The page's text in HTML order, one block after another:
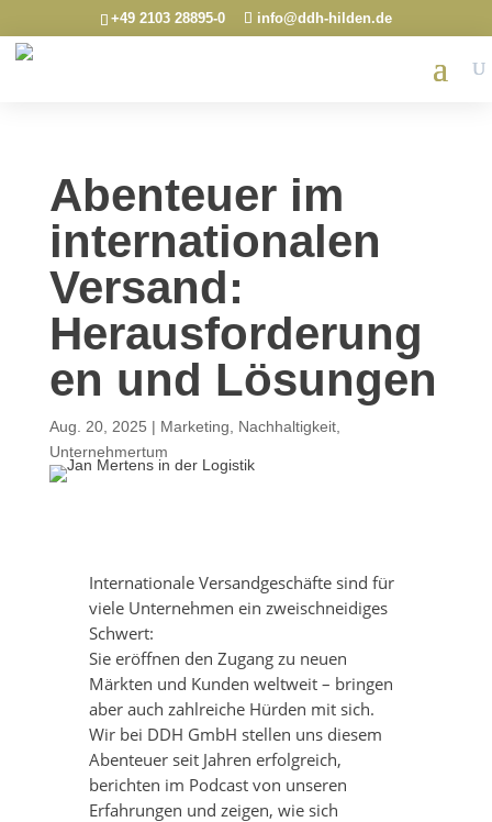
+49 2103 28895-0 info@ddh-hilden.de
Abenteuer im
internationalen
Versand:
Herausforderung
en und Lösungen
Aug. 20, 2025 | Marketing Nachhaltigkeit,
Unternehmertum
Internationale Versandgeschäfte sind für
viele Unternehmen ein zweischneidiges
Schwert:
Sie eröffnen den Zugang zu neuen
Märkten und Kunden weltweit – bringen
aber auch zahlreiche Hürden mit sich.
Wir bei DDH GmbH stellen uns diesem
Abenteuer seit Jahren erfolgreich,
berichten im Podcast von unseren
Erfahrungen und zeigen, wie sich